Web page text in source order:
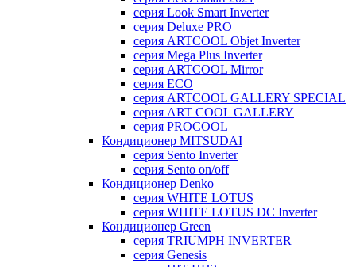
серия Look Smart Inverter
серия Deluxe PRO
серия ARTCOOL Objet Inverter
серия Mega Plus Inverter
серия ARTCOOL Mirror
серия ECO
серия ARTCOOL GALLERY SPECIAL
серия ART COOL GALLERY
серия PROCOOL
Кондиционер MITSUDAI
серия Sento Inverter
серия Sento on/off
Кондиционер Denko
серия WHITE LOTUS
серия WHITE LOTUS DC Inverter
Кондиционер Green
серия TRIUMPH INVERTER
серия Genesis